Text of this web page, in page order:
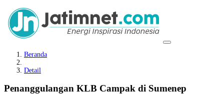
Beranda
Detail
Penanggulangan KLB Campak di Sumenep